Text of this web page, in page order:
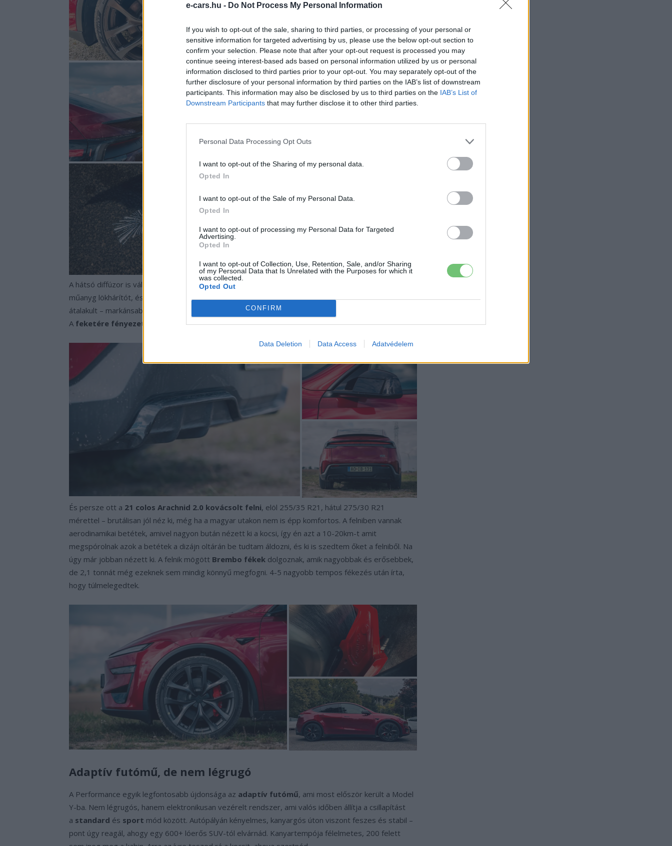
e-cars.hu - Do Not Process My Personal Information
If you wish to opt-out of the sale, sharing to third parties, or processing of your personal or
sensitive information for targeted advertising by us, please use the below opt-out section to
confirm your selection. Please note that after your opt-out request is processed you may
continue seeing interest-based ads based on personal information utilized by us or personal
information disclosed to third parties prior to your opt-out. You may separately opt-out of the
further disclosure of your personal information by third parties on the IAB’s list of downstream
participants. This information may also be disclosed by us to third parties on the IAB’s List of
Downstream Participants that may further disclose it to other third parties.
Personal Data Processing Opt Outs
I want to opt-out of the Sharing of my personal data.
Opted In
I want to opt-out of the Sale of my Personal Data.
Opted In
I want to opt-out of processing my Personal Data for Targeted
Advertising.
Opted In
I want to opt-out of Collection, Use, Retention, Sale, and/or Sharing
of my Personal Data that Is Unrelated with the Purposes for which it
was collected.
Opted Out
CONFIRM
Data Deletion Data Access Adatvédelem
A hátsó diffúzor is változott, a leszorítóerő növelése érdekében
műanyg lökhárítót, és fényes fekete fényezést kapott benne egy extra diffúzor betét. Elöl a lökhárító
átalakult – markánsabb, kétoldalt aerodinamikai beömlőkkel, fényesre fújt fekete elemekkel.
A feketére fényezett visszapillantók tükörházakis egyedi megjelenést adnak a kocsinak.
És persze ott a 21 colos Arachnid 2.0 kovácsolt felni, elöl 255/35 R21, hátul 275/30 R21
mérettel – brutálisan jól néz ki, még ha a magyar utakon nem is épp komfortos. A felniben vannak
aerodinamikai betétek, amivel nagyon bután nézett ki a kocsi, így én azt a 10-20km-t amit
megspórolnak azok a betétek a dizájn oltárán be tudtam áldozni, és ki is szedtem őket a felniből. Na
úgy már jobban nézett ki. A felnik mögött Brembo fékek dolgoznak, amik nagyobbak és erősebbek,
de 2,1 tonnát még ezeknek sem mindig könnyű megfogni. 4-5 nagyobb tempos fékezés után írta,
hogy túlmelegedtek.
Adaptív futómű, de nem légrugó
A Performance egyik legfontosabb újdonsága az adaptív futómű, ami most először került a Model
Y-ba. Nem légrugós, hanem elektronikusan vezérelt rendszer, ami valós időben állítja a csillapítást
a standard és sport mód között. Autópályán kényelmes, kanyargós úton viszont feszes és stabil –
pont úgy reagál, ahogy egy 600+ lóerős SUV-tól elvárnád. Kanyartempója félelmetes, 200 felett